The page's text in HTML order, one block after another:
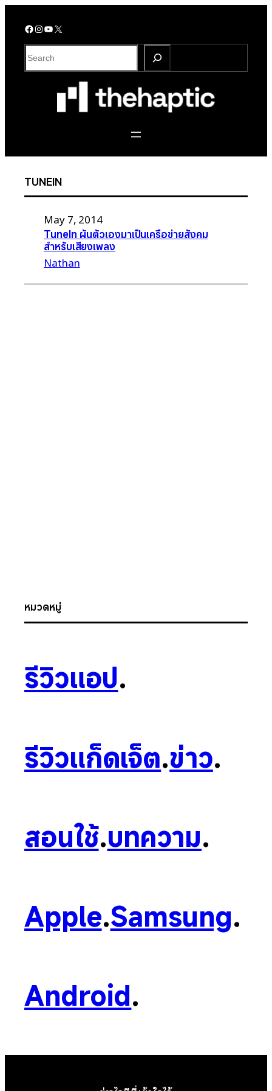
Facebook InstagramYouTube X
S
e
TUNEIN
May 7, 2014
TuneIn ผันตัวเองมาเป็นเครือข่ายสังคม
สำหรับเสียงเพลง
Nathan
หมวดหมู่
รีวิวแอป.
รีวิวแก็ดเจ็ต.ข่าว.
สอนใช้.บทความ.
Apple.Samsung.
Android.